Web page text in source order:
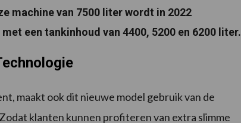
machine van 7500 liter wordt in 2022
een tankinhoud van 4400, 5200 en 6200 liter.
maakt ook dit nieuwe model gebruik van de
klanten kunnen profiteren van extra slimme